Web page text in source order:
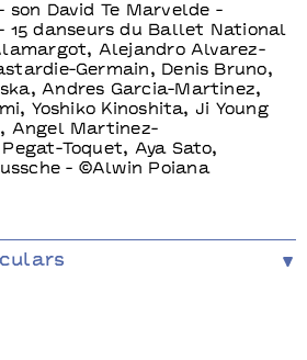
David Te Marvelde -
15 danseurs du Ballet National
Alejandro Alvarez-
Germain, Denis Bruno,
Andres Garcia-Martinez,
Yoshiko Kinoshita, Ji Young
Angel Martinez-
Toquet, Aya Sato,
- ©Alwin Poiana